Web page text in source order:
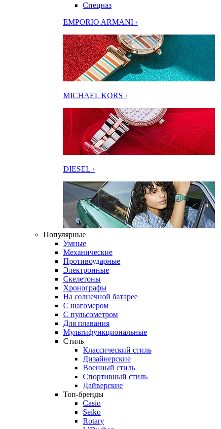
Спецназ
EMPORIO ARMANI ›
MICHAEL KORS ›
DIESEL ›
Популярные
Умные
Механические
Противоударные
Электронные
Скелетоны
Хронографы
На солнечной батарее
С шагомером
С пульсометром
Для плавания
Мультифункциональные
Стиль
Классический стиль
Дизайнерские
Военный стиль
Спортивный стиль
Дайверские
Топ-бренды
Casio
Seiko
Rotary